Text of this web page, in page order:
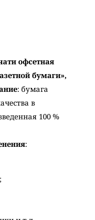
офсетная
бумаги»,
: бумага
в
100 %
: